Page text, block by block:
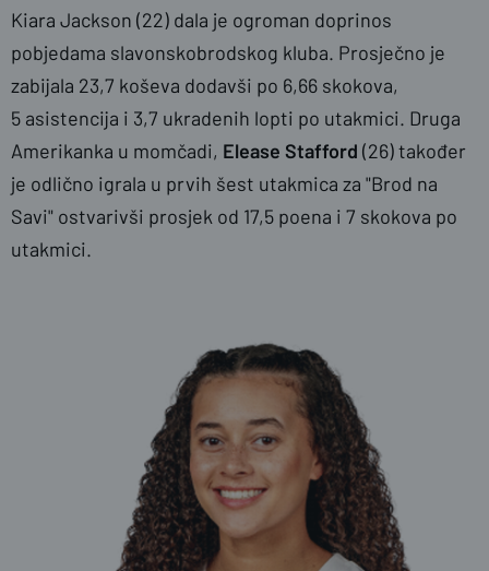
Kiara Jackson (22) dala je ogroman doprinos
pobjedama slavonskobrodskog kluba. Prosječno je
zabijala 23,7 koševa dodavši po 6,66 skokova,
5 asistencija i 3,7 ukradenih lopti po utakmici. Druga
Amerikanka u momčadi, Elease Stafford (26) također
je odlično igrala u prvih šest utakmica za "Brod na
Savi" ostvarivši prosjek od 17,5 poena i 7 skokova po
utakmici.